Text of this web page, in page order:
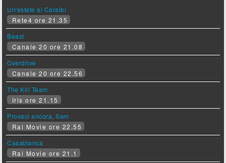
Un'estate ai Caraibi
Rete4 ore 21.35
Beast
Canale 20 ore 21.08
Overdrive
Canale 20 ore 22.56
The Kill Team
Iris ore 21.15
Provaci ancora, Sam
Rai Movie ore 22.55
Casablanca
Rai Movie ore 21.1